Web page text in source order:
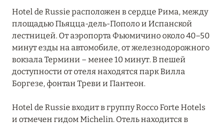
АДИДЖЕ
5
УМБРИЯ 1
ФРИУЛИ-ВЕНЕЦИЯ-
ДЖУЛИЯ
ЭМИЛИЯ-РОМАНЬЯ
Hotel de Russie расположен в сердце Рима, между
площадью Пьяцца-дель-Пополо и Испанской
лестницей. От аэропорта Фьюмичино около 40–50
минут езды на автомобиле, от железнодорожного
вокзала Термини – менее 10 минут. В пешей
доступности от отеля находятся парк Вилла
Боргезе, фонтан Треви и Пантеон.
Hotel de Russie входит в группу Rocco Forte Hotels
и отмечен гидом Michelin. Отель находится в